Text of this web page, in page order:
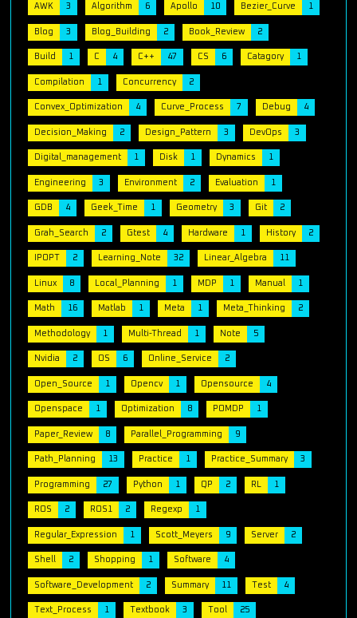
AWK 3 Algorithm 6 Apollo 10 Bezier_Curve 1
Blog 3 Blog_Building 2 Book_Review 2
Build 1 C 4 C++ 47 CS 6 Catagory 1
Compilation Concurrency 2
Convex_Optimization 4 Curve_Process 7 Debug 4
Decision_Making 2 Design_Pattern 3 DevOps 3
Digital_management 1 Disk 1 Dynamics 1
Engineering 3 Environment 2 Evaluation
GDB 4 Geek_Time 1 Geometry 3 Git 2
Grah_Search 2 Gtest 4 Hardware History 2
IPOPT 2 Learning_Note 32 Linear_Algebra 11
Linux 8 Local_Planning MDP Manual
Math 16 Matlab 1 Meta 1 Meta_Thinking 2
Methodology Multi-Thread Note 5
Nvidia 2 OS 6 Online_Service 2
Open_Source Opencv Opensource 4
Openspace 1 Optimization 8 POMDP 1
Paper_Review 8 Parallel_Programming 9
Path_Planning 13 Practice 1 Practice_Summary 3
Programming 27 Python QP 2 RL
ROS 2 ROS1 2 Regexp 1
Regular_Expression Scott_Meyers 9 Server 2
Shell 2 Shopping 1 Software 4
Software_Development 2 Summary Test 4
Text_Process 1 Textbook 3 Tool 25